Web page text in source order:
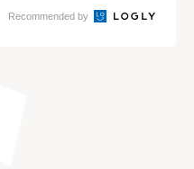
Recommended by